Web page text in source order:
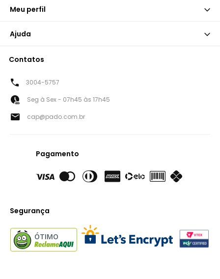
Meu perfil
Ajuda
Contatos
3004-5757
Seg à Sex - 07h45 às 17h45
cap@pado.com.br
Pagamento
Segurança
ÓTIMO